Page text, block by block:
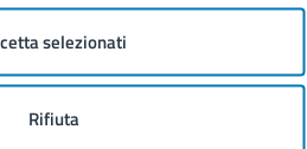
selezionati
Rifiuta